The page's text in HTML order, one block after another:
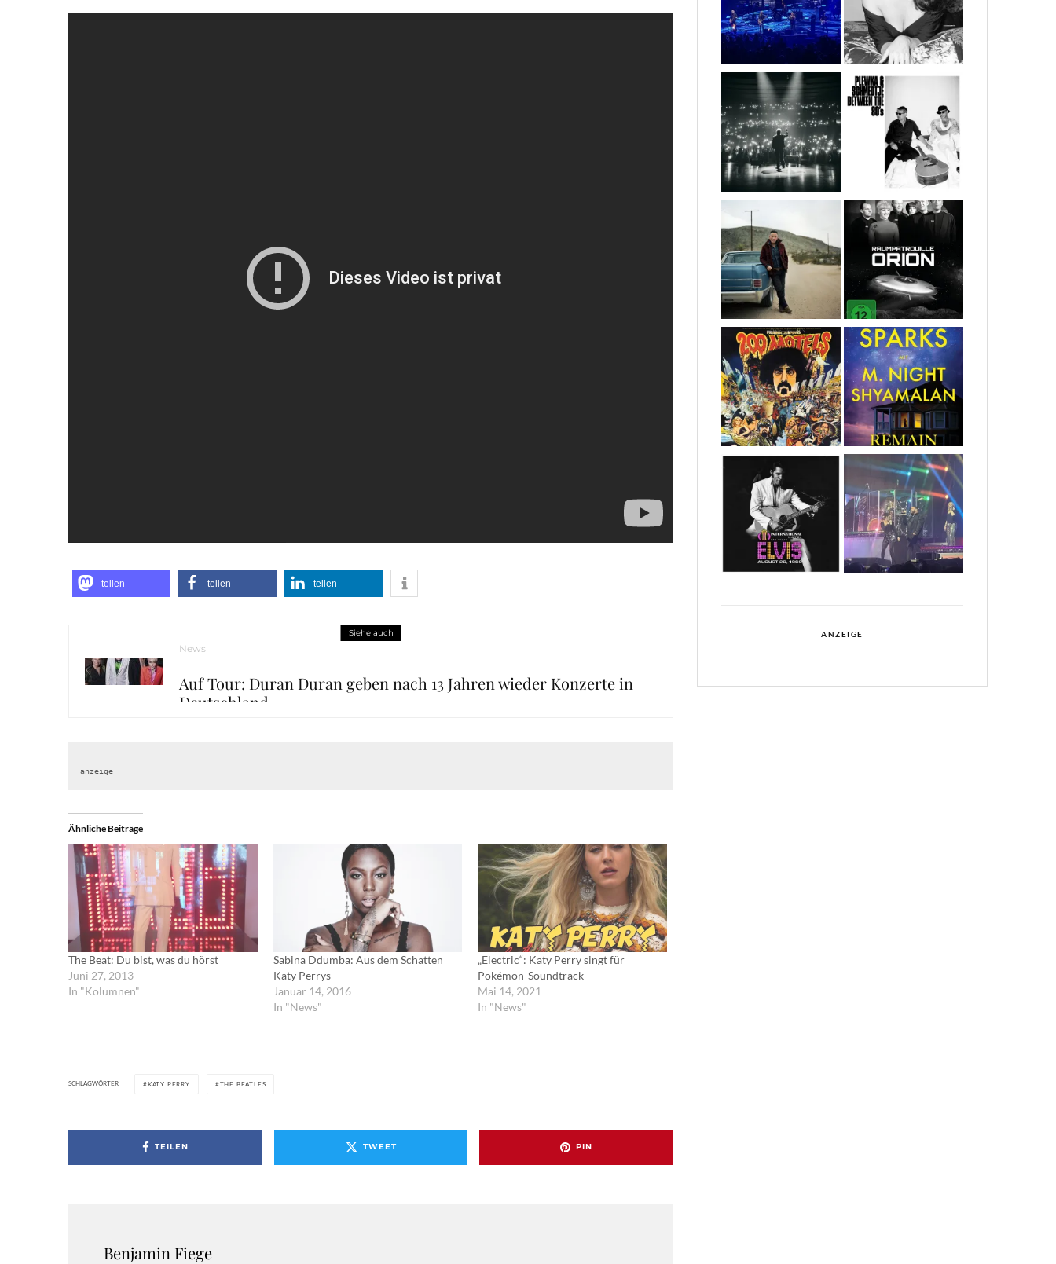
teilen teilen teilen
Siehe auch
News
Auf Tour: Duran Duran geben nach 13 Jahren wieder Konzerte in
Deutschland
anzeige
Ähnliche Beiträge
The Beat: Du bist, was du hörst
Juni 27, 2013
In "Kolumnen"
Sabina Ddumba: Aus dem Schatten
Katy Perrys
Januar 14, 2016
In "News"
„Electric“: Katy Perry singt für
Pokémon-Soundtrack
Mai 14, 2021
In "News"
SCHLAGWÖRTER KATY PERRY THE BEATLES
TEILEN TWEET PIN
Benjamin Fiege
ANZEIGE